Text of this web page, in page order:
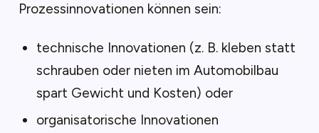
Prozessinnovationen können sein:
technische Innovationen (z. B. kleben statt
schrauben oder nieten im Automobilbau
spart Gewicht und Kosten) oder
organisatorische Innovationen